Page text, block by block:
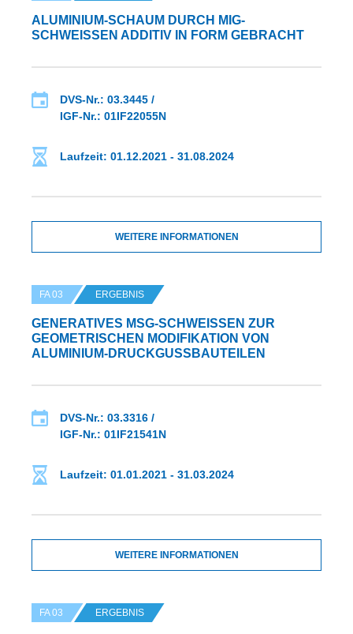
ALUMINIUM-SCHAUM DURCH MIG-
SCHWEISSEN ADDITIV IN FORM GEBRACHT
DVS-Nr.: 03.3445 /
IGF-Nr.: 01IF22055N
Laufzeit: 01.12.2021 - 31.08.2024
WEITERE INFORMATIONEN
FA 03 ERGEBNIS
GENERATIVES MSG-SCHWEISSEN ZUR G
EOMETRISCHEN MODIFIKATION VON A
LUMINIUM-DRUCKGUSSBAUTEILEN
DVS-Nr.: 03.3316 /
IGF-Nr.: 01IF21541N
Laufzeit: 01.01.2021 - 31.03.2024
WEITERE INFORMATIONEN
FA 03 ERGEBNIS